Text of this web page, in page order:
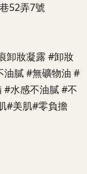
52弄7號
卸妝凝露 #卸妝
油膩 #無礦物油 #
#水感不油膩 #不
#美肌#零負擔